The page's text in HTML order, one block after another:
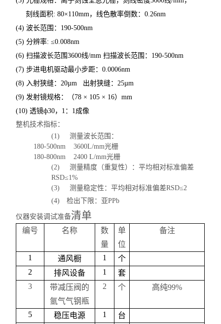
刻线面积: 80×110mm，线色散率倒数：0.26nm
(4)波长范围： 190-500nm
(5)分辨率:≤0.008nm
(6)扫描波长范围3600线/mm扫描波长范围： 190-500nm
(7)步进电机驱动最小步距：0.0006nm
(8) 入射狭缝：20µm 出射狭缝：25µm
(9)发射镜规格：（78 × 105 × 16）mm
(10)透镜ф30， 1 ： 1成像
整机技术指标：
(1)
测量波长范围：
180-500nm
3600L/mm光栅
180-800nm
2400 L/mm光栅
(2)
测量精度（重复性）：平均相对标准偏差
RSD≤1%
(3)
测量稳定性：平均相对标准偏差RSD≤2
(4)
检出下限：亚PPb
仪器安装调试准备清单
编号 名称
数
量
单
位
备注
1 通风橱 1
个
2
排风设备 1
套
3
带减压阀的
氩气气钢瓶
2 个 高纯99%
5 稳压电源 1
台